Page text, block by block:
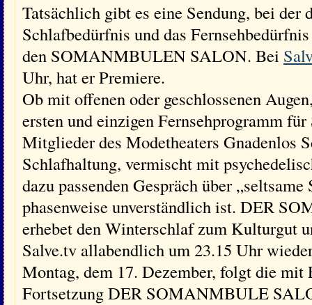
Tatsächlich gibt es eine Sendung, bei der
Schlafbedürfnis und das
den SOMANMBULEN SALON. Bei
Uhr, hat er Premiere.
Ob mit offenen oder geschlossenen
ersten und einzigen Fernsehprogramm
Mitglieder des Modetheaters Gnadenlos
Schlafhaltung, vermischt mit
dazu passenden Gespräch über
phasenweise unverständlich ist. DER
erhebet den Winterschlaf zum Kulturgut
Salve.tv allabendlich um 23.15 Uhr
Montag, dem 17. Dezember, folgt die mit
Fortsetzung DER SOMANMBULE